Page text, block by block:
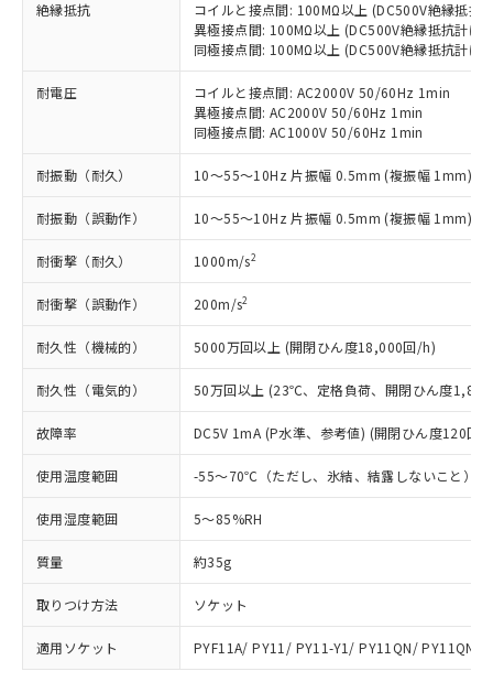
絶縁抵抗
コイルと接点間: 100MΩ以上 (DC500V絶縁抵抗
異極接点間: 100MΩ以上 (DC500V絶縁抵抗計に
同極接点間: 100MΩ以上 (DC500V絶縁抵抗計に
耐電圧
コイルと接点間: AC2000V 50/60Hz 1min
異極接点間: AC2000V 50/60Hz 1min
同極接点間: AC1000V 50/60Hz 1min
耐振動（耐久） 10～55～10Hz 片振幅 0.5mm (複振幅 1mm)
耐振動（誤動作） 10～55～10Hz 片振幅 0.5mm (複振幅 1mm)
耐衝撃（耐久） 1000m/s2
耐衝撃（誤動作） 200m/s2
耐久性（機械的） 5000万回以上 (開閉ひん度18,000回/h)
耐久性（電気的） 50万回以上 (23℃、定格負荷、開閉ひん度
故障率 DC5V 1mA (P水準、参考値) (開閉ひん度120回/
使用温度範囲 -55～70℃（ただし、氷結、結露しないこと）
使用湿度範囲 5～85%RH
質量 約35g
取りつけ方法 ソケット
適用ソケット PYF11A/ PY11/ PY11-Y1/ PY11QN/ PY11QN-
ことをご了承ください。
在庫状況および標準価格照会結果は、
記載している更新日時点での社内デー
タに基づき作成されるものであり、閲
覧された時点での実際の在庫および標
準価格とは異なる場合があることをご
了承ください。
正式な納期状況および標準価格はお客
様のお取引先、またはお客様担当のオ
ムロン制御機器販売店・当社販売員に
ご相談ください。
オムロン制御機器販売店や当社販売拠
販売ネットワーク
」をご確認
ください。
在庫状況および標準価格結果を当社の
事前の承諾なく第三者に漏洩または開
マイパーツ機能（部品リスト作成サー
ビス）をご利用いただくには、I-Web
メンバーズにご登録されている必要が
あります。
お客様が当ウェブサイト上で当社にご
登録された部品リストについて、当社
および当社の共同利用者が、当社の製
品・サービスに関するお客様との取
引・商談に必要な範囲で利用すること
をご了承ください。
※当社の共同利用者とは、"個人情報
の共同利用に関して"
の「1.共同利
むを得ず変更することがあります。
鉛(Pb) 1000ppm以下、 水銀(Hg) 1000ppm以下、 カド
ミウム(Cd) 100ppm以下、
六価クロム(Cr(Ⅵ)) 1000ppm以下、ポリ臭化ビフェニル
類(PBB) 1000ppm以下、ポリ臭化ジフェニルエーテル類
ルベンジル（BBP） 1000ppm以下、フタル酸ジブチル
（DBP） 1000ppm以下、フタル酸ジイソブチル
(DIBP) 1000ppm以下
但し、RoHS指令で産業用監視および制御機器に対する
フタル酸エステル類の４物質については閾値を超える意
図的な使用がないことを確認しています。
※2 対応予定月
部品在庫の切り替え状況などにより、予定
月が前後することがあります。
※3 非含有証明書ダウンロード
下記の非含有証明書をダウンロードするこ
EU RoHS指令（10物質）の非含有証明書
51物質の非含有証明書（当社基準）
※本証明書は発行日時点で非含有を証明す
「－」：未確認です。当社販売部門へお問
い合わせください。
*中国RoHS10物質の基準値 (GB/T26572)：
Pb(鉛) :1000ppm、 Hg(水銀) : 1000ppm、 Cd(カドミウ
Cr(Ⅵ)(六価クロム) : 1000ppm、 PBBs(ポリ臭化ビフェ
ニル類) : 1000ppm、 PBDEs(ポリ臭化ジフェニルエーテ
ル類) : 1000ppm、
DBP(フタル酸ジブチル) : 1000ppm、 DIBP(フタル酸ジ
イソブチル) : 1000ppm、 BBP(フタル酸ブチルベンジ
ル) : 1000ppm、
※2 環境保護使用期限
「ｅ」：有害物質（10物質）のすべてが基
準値以下であることを示します。
「10」：通常の使用状況下において有害物
質が外部に漏えいし、環境に深刻な影響を
及ぼさない年数を意味します。
「－」：未確認です。当社販売部門へお問
い合わせください。
為替および外国貿易法に定める商品
（以下｢規制貨物等」という）を輸出
または国外への提供する場合は、日本
国政府の輸出許可(または役務取引許
可)を取得するなどの必要な手続きを
とります。
全に破砕するなど、違法に輸出されな
いよう必要な手段を講じます。
当社は貴社製品を、核兵器、ミサイ
ル、化学兵器、生物兵器またはその他
武器並びにこれらの製造装置等に一切
使用いたしません。
当社は、貴社製品を第三者に販売する
場合は、上記1、2および3の内容を当
該第三者に通知します。また当社は、
販売先および販売に係わる関係者が違
法に輸出するおそれがある場合は、取
り引きをいたしません。
合意する キャンセル
説明
一定数以上の在庫あり
－
在庫なし(最新の在庫状況につ
いては、お客様のお取引先、ま
たはお客様担当のオムロン制御
機器販売店・当社販売員にご確
認ください)
空
受注生産機種、また在庫状況の
情報を公開していない機種